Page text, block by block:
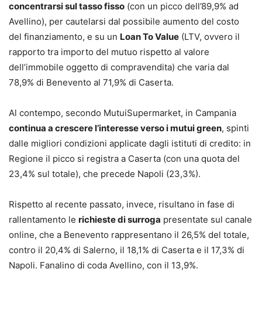
concentrarsi sul tasso fisso (con un picco dell’89,9% ad
Avellino), per cautelarsi dal possibile aumento del costo
del finanziamento, e su un Loan To Value (LTV, ovvero il
rapporto tra importo del mutuo rispetto al valore
dell’immobile oggetto di compravendita) che varia dal
78,9% di Benevento al 71,9% di Caserta.
Al contempo, secondo MutuiSupermarket, in Campania
continua a crescere l’interesse verso i mutui green, spinti
dalle migliori condizioni applicate dagli istituti di credito: in
Regione il picco si registra a Caserta (con una quota del
23,4% sul totale), che precede Napoli (23,3%).
Rispetto al recente passato, invece, risultano in fase di
rallentamento le richieste di surroga presentate sul canale
online, che a Benevento rappresentano il 26,5% del totale,
contro il 20,4% di Salerno, il 18,1% di Caserta e il 17,3% di
Napoli. Fanalino di coda Avellino, con il 13,9%.